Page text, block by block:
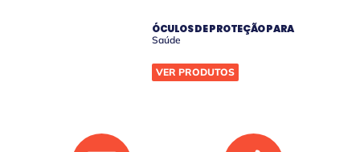
ÓCULOS DE PROTEÇÃO PARA
Saúde
VER PRODUTOS